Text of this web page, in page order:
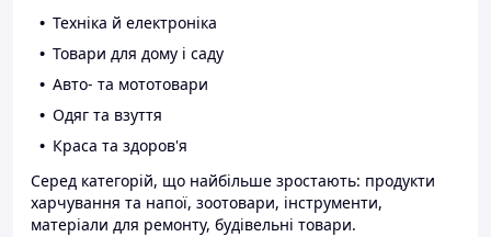
Техніка й електроніка
Товари для дому і саду
Авто- та мототовари
Одяг та взуття
Краса та здоров'я
Серед категорій, що найбільше зростають: продукти
харчування та напої, зоотовари, інструменти,
матеріали для ремонту, будівельні товари.